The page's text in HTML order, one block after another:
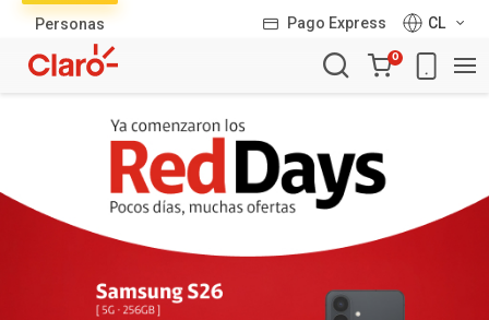
Personas Pago Express
CL
Carro
de
0
productos